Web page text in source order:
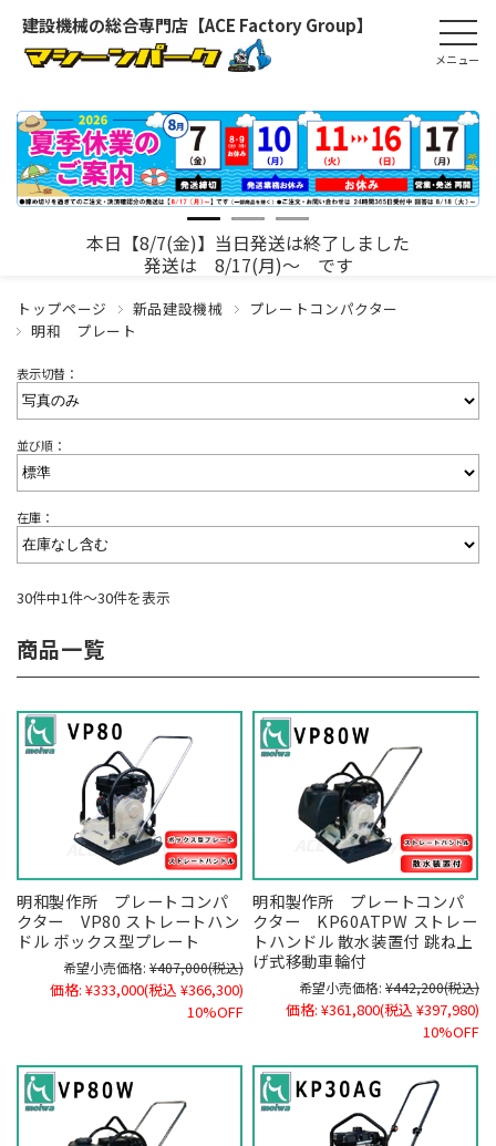
建設機械の総合専門店【ACE Factory Group】
本日【8/7(金)】当日発送は終了しました
発送は 8/17(月)～ です
トップページ 新品建設機械
プレートコンパクター
明和 プレート
表示切替：
並び順：
在庫：
30件中1件～30件を表示
商品一覧
明和製作所 プレートコンパ
クター VP80 ストレートハン
ドル ボックス型プレート
希望小売価格: ¥407,000(税込)
価格: ¥333,000(税込 ¥366,300)
10%OFF
明和製作所 プレートコンパ
クター KP60ATPW ストレー
トハンドル 散水装置付 跳ね上
げ式移動車輪付
希望小売価格: ¥442,200(税込)
価格: ¥361,800(税込 ¥397,980)
10%OFF